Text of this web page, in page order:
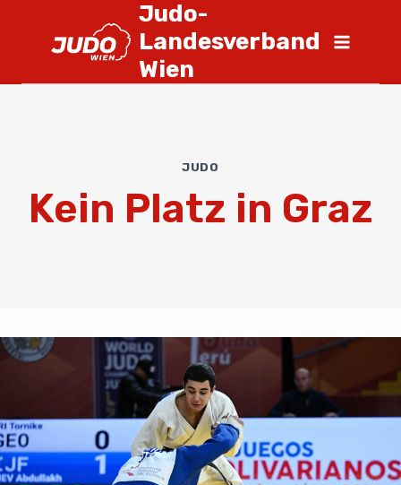
Judo-
Landesverband
Wien
JUDO
Kein Platz in Graz